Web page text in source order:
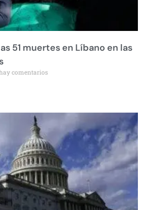
51 muertes en Líbano en las
comentarios